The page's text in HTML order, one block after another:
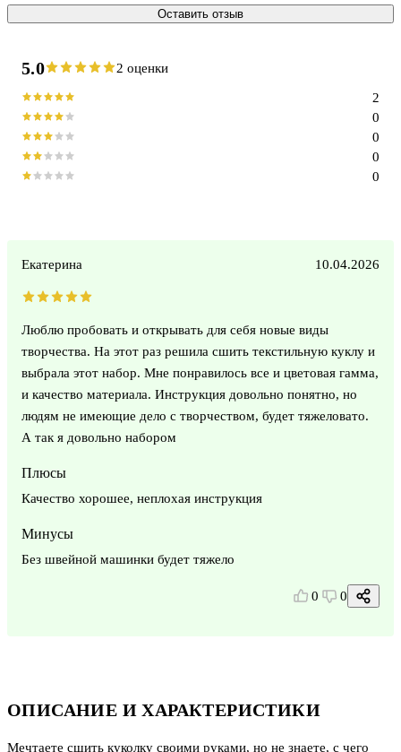
ОПИСАНИЕ И ХАРАКТЕРИСТИКИ
Мечтаете сшить куколку своими руками, но не знаете, с чего
Оставить отзыв
5.0 2 оценки
0
0
0
0
2
Екатерина 10.04.2026
Люблю пробовать и открывать для себя новые виды
творчества. На этот раз решила сшить текстильную куклу и
выбрала этот набор. Мне понравилось все и цветовая гамма,
и качество материала. Инструкция довольно понятно, но
людям не имеющие дело с творчеством, будет тяжеловато.
А так я довольно набором
Плюсы
Качество хорошее, неплохая инструкция
Минусы
Без швейной машинки будет тяжело
0 0